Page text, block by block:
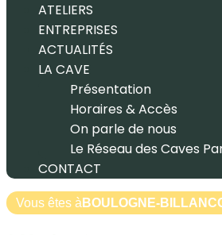
ATELIERS
ENTREPRISES
ACTUALITÉS
LA CAVE
Présentation
Horaires & Accès
On parle de nous
Le Réseau des Caves
CONTACT
Vous êtes à BOULOGNE-